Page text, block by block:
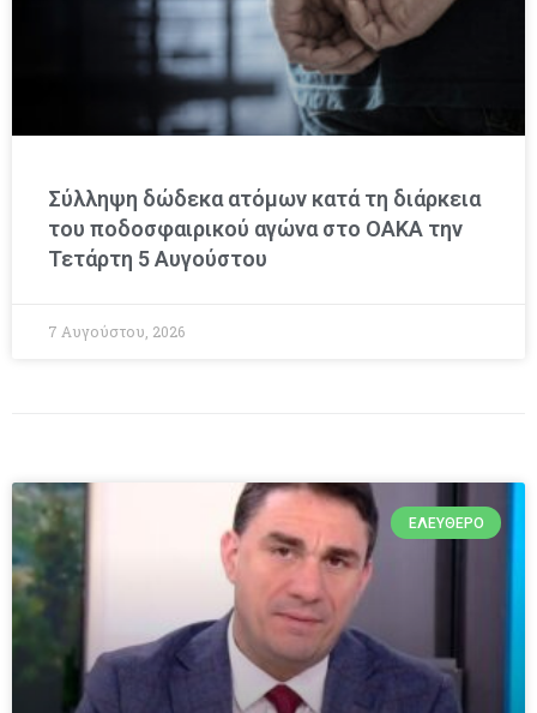
Σύλληψη δώδεκα ατόμων κατά τη διάρκεια
του ποδοσφαιρικού αγώνα στο ΟΑΚΑ την
Τετάρτη 5 Αυγούστου
7 Αυγούστου, 2026
ΕΛΕΎΘΕΡΟ